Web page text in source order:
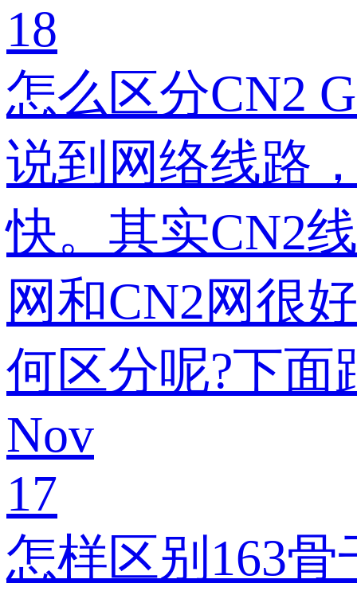
18
怎么区分CN2
说到网络线路
快。其实CN2
网和CN2网很
何区分呢?下
Nov
17
怎样区别163